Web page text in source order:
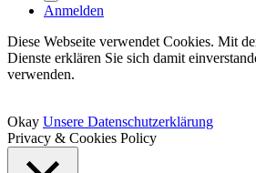
Anmelden
Diese Webseite verwendet Cookies. Mit
Dienste erklären Sie sich damit
verwenden.
Okay Unsere Datenschutzerklärung
Privacy & Cookies Policy